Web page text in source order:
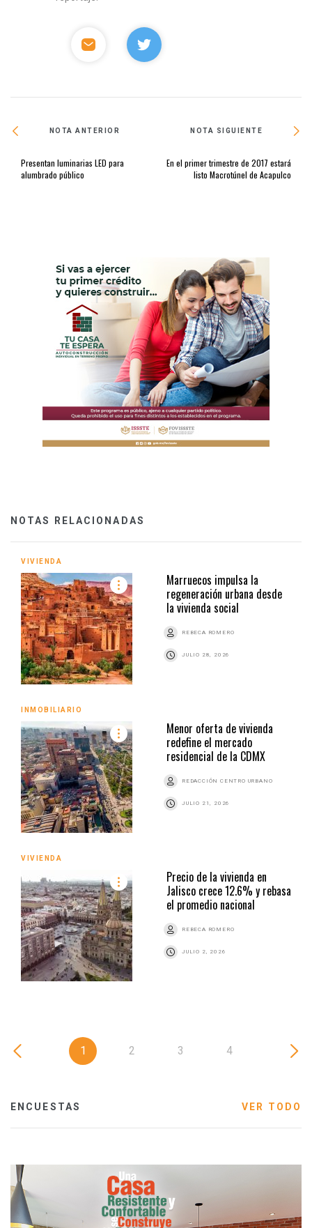
NOTA ANTERIOR
Presentan luminarias LED para
alumbrado público
NOTA SIGUIENTE
En el primer trimestre de 2017 estará
listo Macrotúnel de Acapulco
NOTAS RELACIONADAS
VIVIENDA
Marruecos impulsa la
regeneración urbana desde
la vivienda social
REBECA ROMERO
JULIO 28, 2026
INMOBILIARIO
Menor oferta de vivienda
redefine el mercado
residencial de la CDMX
REDACCIÓN CENTRO URBANO
JULIO 21, 2026
VIVIENDA
Precio de la vivienda en
Jalisco crece 12.6% y rebasa
el promedio nacional
REBECA ROMERO
JULIO 2, 2026
1 2 3 4
ENCUESTAS VER TODO